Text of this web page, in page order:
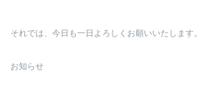
それでは、今日も一日よろしくお願いいたします。
お知らせ